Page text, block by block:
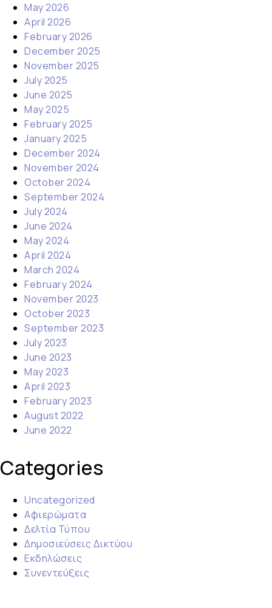
May 2026
April 2026
February 2026
December 2025
November 2025
July 2025
June 2025
May 2025
February 2025
January 2025
December 2024
November 2024
October 2024
September 2024
July 2024
June 2024
May 2024
April 2024
March 2024
February 2024
November 2023
October 2023
September 2023
July 2023
June 2023
May 2023
April 2023
February 2023
August 2022
June 2022
Categories
Uncategorized
Αφιερώματα
Δελτία Τύπου
Δημοσιεύσεις Δικτύου
Εκδηλώσεις
Συνεντεύξεις